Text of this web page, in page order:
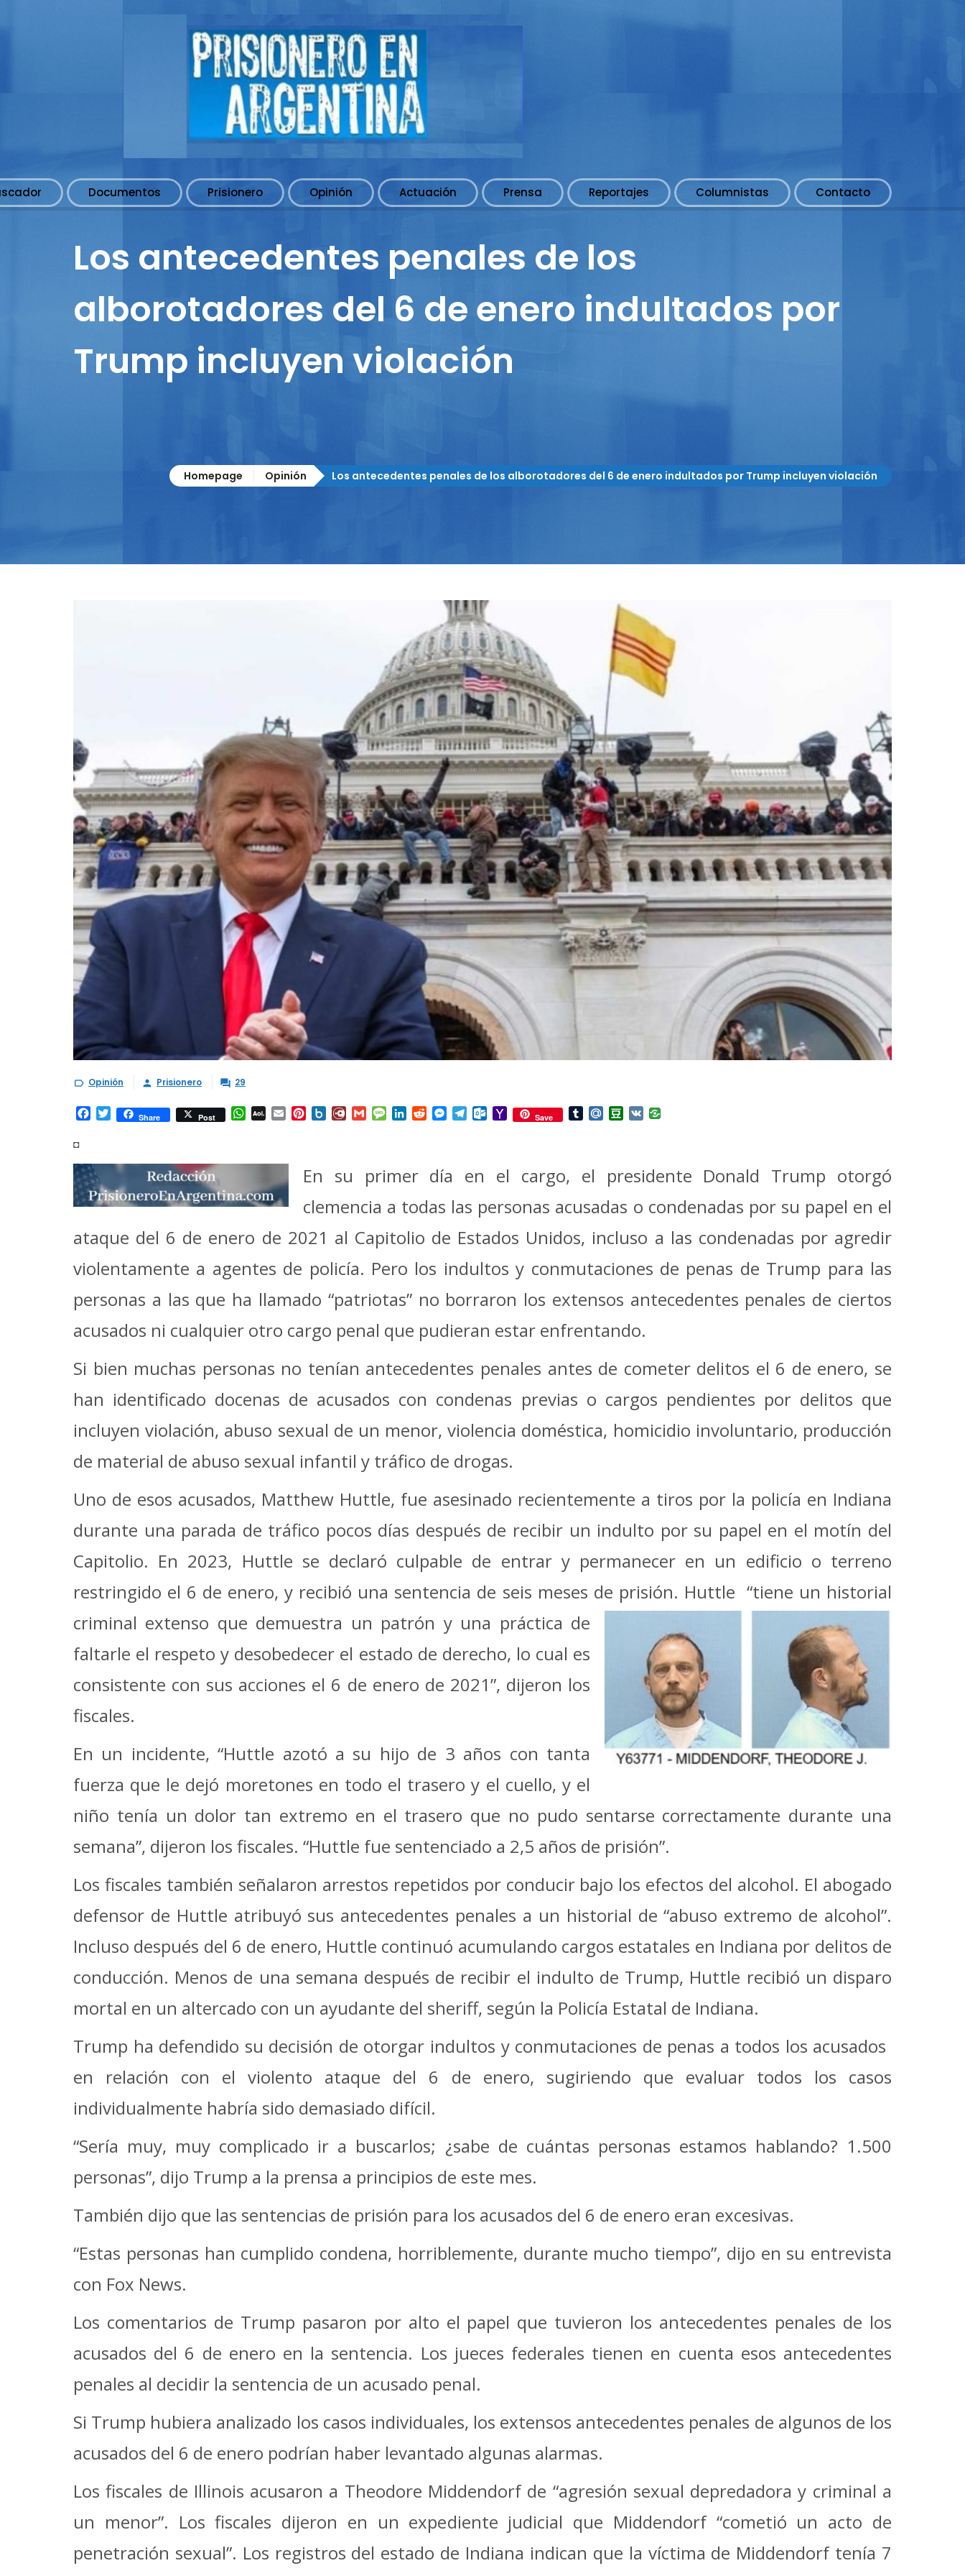
Documentos Prisionero Opinión Actuación Prensa Reportajes Columnistas Contacto
Los antecedentes penales de los
alborotadores del 6 de enero indultados por
Trump incluyen violación
Homepage Opinión Los antecedentes penales de los alborotadores del 6 de enero indultados por Trump incluyen violación
 Opinión  Prisionero  29
Facebook
TwitterShare Post WhatsApp
AOL EmailPinterest
Box.netDiary.Ru
GmailMessage
LinkedIn
RedditMessenger
Telegram
Outlook.com
Yahoo
Mail
Save TumblrMail.RuDouban
VK
◘
En su primer día en el cargo, el presidente Donald Trump otorgó
clemencia a todas las personas acusadas o condenadas por su papel en el
ataque del 6 de enero de 2021 al Capitolio de Estados Unidos, incluso a las condenadas por agredir
violentamente a agentes de policía. Pero los indultos y conmutaciones de penas de Trump para las
personas a las que ha llamado “patriotas” no borraron los extensos antecedentes penales de ciertos
acusados ​​ni cualquier otro cargo penal que pudieran estar enfrentando.
Si bien muchas personas no tenían antecedentes penales antes de cometer delitos el 6 de enero, se
han identificado docenas de acusados ​​con condenas previas o cargos pendientes por delitos que
incluyen violación, abuso sexual de un menor, violencia doméstica, homicidio involuntario, producción
de material de abuso sexual infantil y tráfico de drogas.
Uno de esos acusados, Matthew Huttle, fue asesinado recientemente a tiros por la policía en Indiana
durante una parada de tráfico pocos días después de recibir un indulto por su papel en el motín del
Capitolio. En 2023, Huttle se declaró culpable de entrar y permanecer en un edificio o terreno
restringido el 6 de enero, y recibió una sentencia de seis meses de prisión. Huttle “tiene un historial
criminal extenso que demuestra un patrón y una práctica de
faltarle el respeto y desobedecer el estado de derecho, lo cual es
consistente con sus acciones el 6 de enero de 2021”, dijeron los
fiscales.
En un incidente, “Huttle azotó a su hijo de 3 años con tanta
fuerza que le dejó moretones en todo el trasero y el cuello, y el
niño tenía un dolor tan extremo en el trasero que no pudo sentarse correctamente durante una
semana”, dijeron los fiscales. “Huttle fue sentenciado a 2,5 años de prisión”.
Los fiscales también señalaron arrestos repetidos por conducir bajo los efectos del alcohol. El abogado
defensor de Huttle atribuyó sus antecedentes penales a un historial de “abuso extremo de alcohol”.
Incluso después del 6 de enero, Huttle continuó acumulando cargos estatales en Indiana por delitos de
conducción. Menos de una semana después de recibir el indulto de Trump, Huttle recibió un disparo
mortal en un altercado con un ayudante del sheriff, según la Policía Estatal de Indiana.
Trump ha defendido su decisión de otorgar indultos y conmutaciones de penas a todos los acusados ​​
en relación con el violento ataque del 6 de enero, sugiriendo que evaluar todos los casos
individualmente habría sido demasiado difícil.
“Sería muy, muy complicado ir a buscarlos; ¿sabe de cuántas personas estamos hablando? 1.500
personas”, dijo Trump a la prensa a principios de este mes.
También dijo que las sentencias de prisión para los acusados ​​del 6 de enero eran excesivas.
“Estas personas han cumplido condena, horriblemente, durante mucho tiempo”, dijo en su entrevista
con Fox News.
Los comentarios de Trump pasaron por alto el papel que tuvieron los antecedentes penales de los
acusados ​​del 6 de enero en la sentencia. Los jueces federales tienen en cuenta esos antecedentes
penales al decidir la sentencia de un acusado penal.
Si Trump hubiera analizado los casos individuales, los extensos antecedentes penales de algunos de los
acusados ​​del 6 de enero podrían haber levantado algunas alarmas.
Los fiscales de Illinois acusaron a Theodore Middendorf de “agresión sexual depredadora y criminal a
un menor”. Los fiscales dijeron en un expediente judicial que Middendorf “cometió un acto de
penetración sexual”. Los registros del estado de Indiana indican que la víctima de Middendorf tenía 7